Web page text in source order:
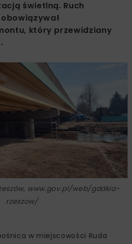
świetlną. Ruch
który przewidziany
www.gov.pl/web/gddkia-
rzeszow/
w miejscowości Ruda